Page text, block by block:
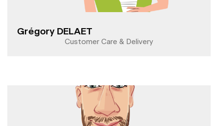
Grégory DELAET
Customer Care & Delivery